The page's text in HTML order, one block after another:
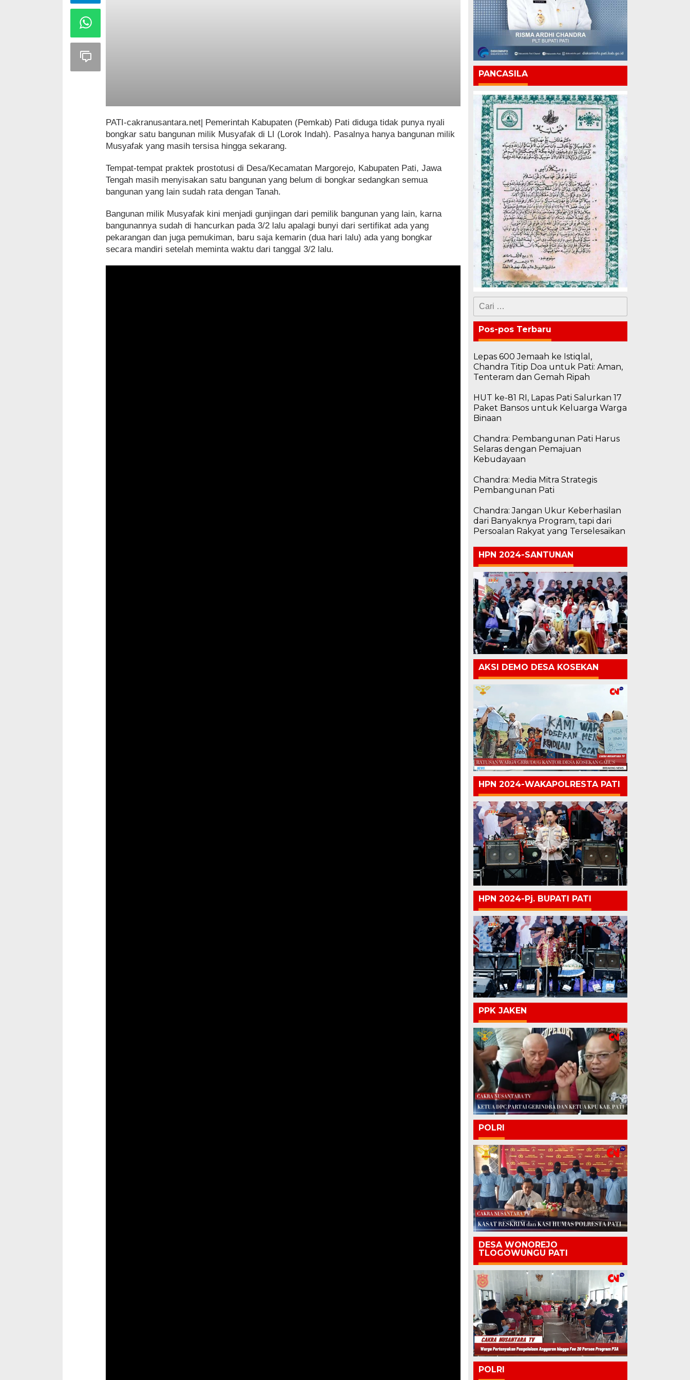
PATI-cakranusantara.net| Pemerintah Kabupaten (Pemkab) Pati diduga tidak punya nyali
bongkar satu bangunan milik Musyafak di LI (Lorok Indah). Pasalnya hanya bangunan milik
Musyafak yang masih tersisa hingga sekarang.
Tempat-tempat praktek prostotusi di Desa/Kecamatan Margorejo, Kabupaten Pati, Jawa
Tengah masih menyisakan satu bangunan yang belum di bongkar sedangkan semua
bangunan yang lain sudah rata dengan Tanah.
Bangunan milik Musyafak kini menjadi gunjingan dari pemilik bangunan yang lain, karna
bangunannya sudah di hancurkan pada 3/2 lalu apalagi bunyi dari sertifikat ada yang
pekarangan dan juga pemukiman, baru saja kemarin (dua hari lalu) ada yang bongkar
secara mandiri setelah meminta waktu dari tanggal 3/2 lalu.
PANCASILA
Cari
untuk:
Pos-pos Terbaru
Lepas 600 Jemaah ke Istiqlal,
Chandra Titip Doa untuk Pati: Aman,
Tenteram dan Gemah Ripah
HUT ke-81 RI, Lapas Pati Salurkan 17
Paket Bansos untuk Keluarga Warga
Binaan
Chandra: Pembangunan Pati Harus
Selaras dengan Pemajuan
Kebudayaan
Chandra: Media Mitra Strategis
Pembangunan Pati
Chandra: Jangan Ukur Keberhasilan
dari Banyaknya Program, tapi dari
Persoalan Rakyat yang Terselesaikan
HPN 2024-SANTUNAN
AKSI DEMO DESA KOSEKAN
HPN 2024-WAKAPOLRESTA PATI
HPN 2024-Pj. BUPATI PATI
PPK JAKEN
POLRI
DESA WONOREJO
TLOGOWUNGU PATI
POLRI